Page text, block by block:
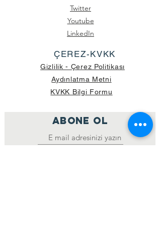
Twitter
Youtube
LinkedIn
ÇEREZ-KVKK
Gizlilik - Çerez Politikası
Aydınlatma Metni
KVKK Bilgi Formu
ABONE OL